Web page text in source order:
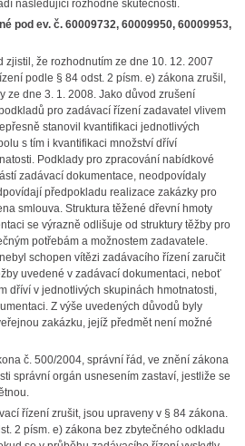
následující rozhodné skutečnosti.
pod ev. č. 60009732, 60009950, 60009953,
že rozhodnutím ze dne 10. 12. 2007
podle § 84 odst. 2 písm. e) zákona zrušil,
ze dne 3. 1. 2008. Jako důvod zrušení
pro zadávací řízení zadavatel vlivem
stanovil kvantifikaci jednotlivých
s tím i kvantifikaci množství dříví
Podklady pro zpracování nabídkové
zadávací dokumentace, neodpovídaly
předpokladu realizace zakázky pro
smlouva. Struktura těžené dřevní hmoty
se výrazně odlišuje od struktury těžby pro
potřebám a možnostem zadavatele.
schopen vítězi zadávacího řízení zaručit
uvedené v zadávací dokumentaci, neboť
dříví v jednotlivých skupinách hmotnatosti,
Z výše uvedených důvodů byly
zakázku, jejíž předmět není možné
č. 500/2004, správní řád, ve znění zákona
správní orgán usnesením zastaví, jestliže se
řízení zrušit, jsou upraveny v § 84 zákona.
2 písm. e) zákona bez zbytečného odkladu